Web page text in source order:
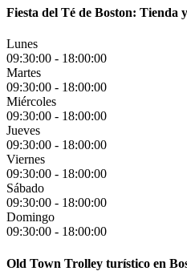
Fiesta del Té de Boston: Tienda
Lunes
09:30:00 - 18:00:00
Martes
09:30:00 - 18:00:00
Miércoles
09:30:00 - 18:00:00
Jueves
09:30:00 - 18:00:00
Viernes
09:30:00 - 18:00:00
Sábado
09:30:00 - 18:00:00
Domingo
09:30:00 - 18:00:00
Old Town Trolley turístico en